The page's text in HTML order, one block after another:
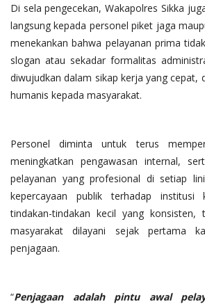
Di sela pengecekan, Wakapolres Sikka
langsung kepada personel piket jaga
menekankan bahwa pelayanan prima
slogan atau sekadar formalitas
diwujudkan dalam sikap kerja yang cepat,
humanis kepada masyarakat.
Personel diminta untuk terus
meningkatkan pengawasan internal,
pelayanan yang profesional di setiap
kepercayaan publik terhadap institusi
tindakan-tindakan kecil yang konsisten,
masyarakat dilayani sejak pertama
penjagaan.
“Penjagaan adalah pintu awal